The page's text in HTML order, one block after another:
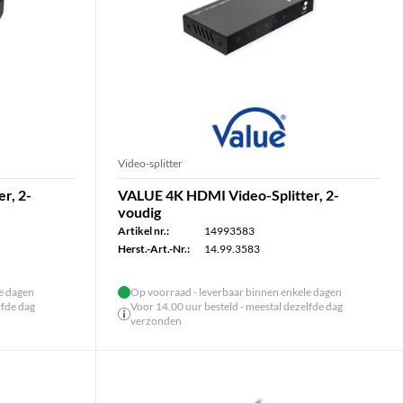
2-
dagen
dag
Video-splitter
VALUE 4K HDMI Video-Splitter, 2-
voudig
Artikel nr.:
14993583
Herst.-Art.-Nr.:
14.99.3583
Op voorraad - leverbaar binnen enkele dagen
Voor 14.00 uur besteld - meestal dezelfde dag
verzonden